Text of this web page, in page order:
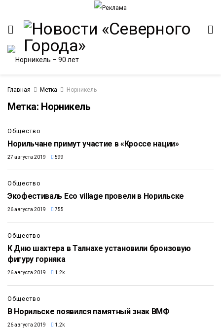
Главная Метка Норникель
Метка: Норникель
Общество
Норильчане примут участие в «Кроссе нации»
27 августа 2019 599
Общество
Экофестиваль Eco village провели в Норильске
26 августа 2019 755
Общество
К Дню шахтера в Талнахе установили бронзовую
фигуру горняка
26 августа 2019 1.2k
Общество
В Норильске появился памятный знак ВМФ
26 августа 2019 1.2k